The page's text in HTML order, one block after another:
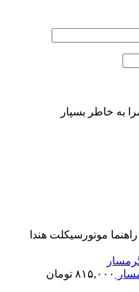
به خاطر بسپار
موتورسیکلت هندا
۸۱۵,۰۰۰ تومان